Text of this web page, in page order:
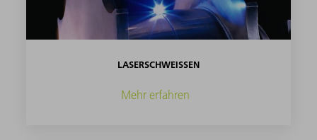
LASERSCHWEISSEN
Mehr erfahren